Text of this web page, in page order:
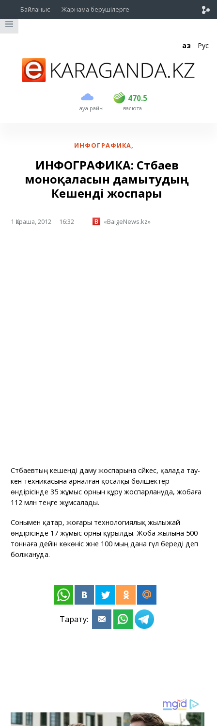
Байланыс Жарнама берушілерге
Қаз Рус
ауа райы
470.5
USD 468.5 470.5
EUR валюта
ИНФОГРАФИКА,
ИНФОГРАФИКА: Сәтбаев
моноқаласын дамытудың
Кешенді жоспары
1 Қараша, 2012 16:32 «BaigeNews.kz»
Сәтбаевтың кешенді даму жоспарына сәйкес, қалада тау-
кен техникасына арналған қосалқы бөлшектер
өндірісінде 35 жұмыс орнын құру жоспарлануда, жобаға
112 млн теңге жұмсалады.
Сонымен қатар, жоғары технологиялық жылыжай
өндірісінде 17 жұмыс орны құрылды. Жоба жылына 500
тоннаға дейін көкөніс және 100 мың дана гүл береді деп
болжануда.
Тарату: